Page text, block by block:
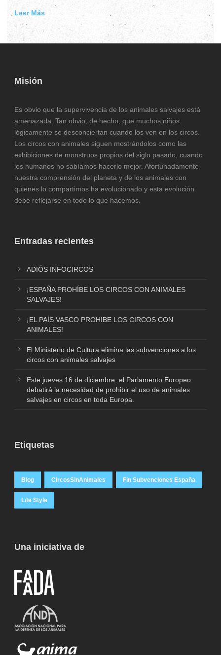
Leer Más
Misión
Es obvio que la supervivencia de los animales salvajes está
amenazada. Tan obvio, de hecho, que muchos niños
lógicamente se desconciertan cuando los ven en los circos.
Los circos con animales siguen mostrándolos como las
exhibiciones de monstruos propios del siglo pasado, cuando
los humanos no sabíamos hacerlo mejor. Afortunadamente
nuestra comprensión del planeta y de los animales con
quienes lo compartimos ha evolucionado y esta evolución
debe reflejarse en todo lo que hacemos.
Entradas recientes
ADIÓS INFOCIRCOS
¡ESPAÑA PROHÍBE LOS CIRCOS CON ANIMALES
SALVAJES!
¡EL PAÍS VASCO PROHIBE LOS CIRCOS CON
ANIMALES!
El Ministerio de Cultura elimina las subvenciones a los
circos con animales salvajes
Este jueves 16 de diciembre, el Parlamento Europeo
debatirá la necesidad de prohibir el uso de animales
salvajes en circos en toda Europa.
Etiquetas
Blog CircosSinAnimales Fin Subvenciones España
Life Style
Una iniciativa de